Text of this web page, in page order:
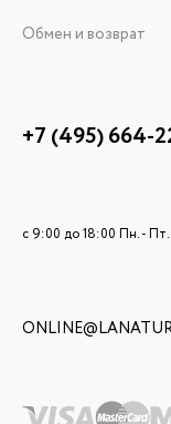
Обмен и возврат
+7 (495) 664-
c 9:00 до 18:00 Пн. - Пт.